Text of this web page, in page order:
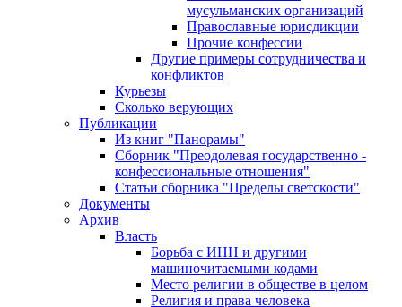
мусульманских организаций
Православные юрисдикции
Прочие конфессии
Другие примеры сотрудничества и
конфликтов
Курьезы
Сколько верующих
Публикации
Из книг "Панорамы"
Сборник "Преодолевая государственно -
конфессиональные отношения"
Статьи сборника "Пределы светскости"
Документы
Архив
Власть
Борьба с ИНН и другими
машиночитаемыми кодами
Место религии в обществе в целом
Религия и права человека